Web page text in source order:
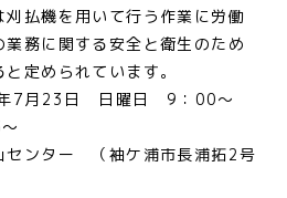
払機を用いて行う作業に労働
務に関する安全と衛生のため
定められています。
月23日 日曜日 9：00～
ンター （袖ケ浦市長浦拓2号